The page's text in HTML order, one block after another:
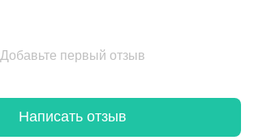
Добавьте первый отзыв
Написать отзыв